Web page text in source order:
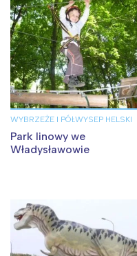
WYBRZEŻE I PÓŁWYSEP HELSKI
Park linowy we
Władysławowie
Interesują